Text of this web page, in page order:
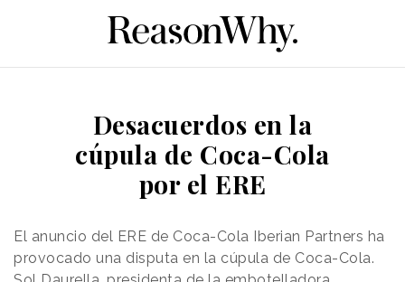
Desacuerdos en la
cúpula de Coca-Cola
por el ERE
El anuncio del ERE de Coca-Cola Iberian Partners ha
provocado una disputa en la cúpula de Coca-Cola.